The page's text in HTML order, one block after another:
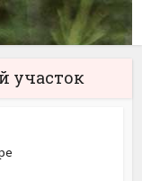
участок